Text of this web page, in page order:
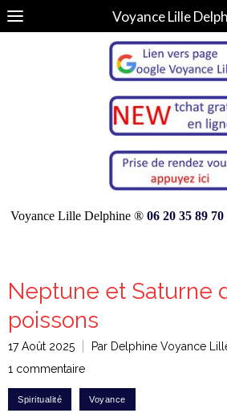
Voyance Lille
Voyance Lille Delphine ® 06 20 35 89 70
Neptune et Saturne
poissons
17 Août 2025
Par Delphine Voyance
1 commentaire